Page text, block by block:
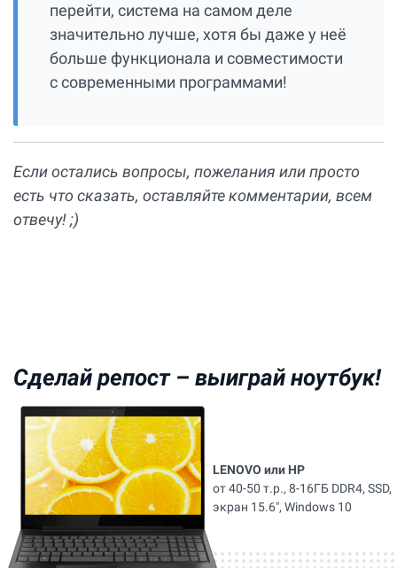
перейти, система на самом деле
значительно лучше, хотя бы даже у неё
больше функционала и совместимости
с современными программами!
Если остались вопросы, пожелания или просто
есть что сказать, оставляйте комментарии, всем
отвечу! ;)
Сделай репост – выиграй ноутбук!
LENOVO или HP
от 40-50 т.р., 8-16ГБ DDR4, SSD,
экран 15.6", Windows 10